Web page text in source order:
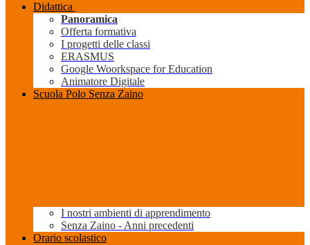
Didattica
Panoramica
Offerta formativa
I progetti delle classi
ERASMUS
Google Woorkspace for Education
Animatore Digitale
Scuola Polo Senza Zaino
I nostri ambienti di apprendimento
Senza Zaino - Anni precedenti
Orario scolastico